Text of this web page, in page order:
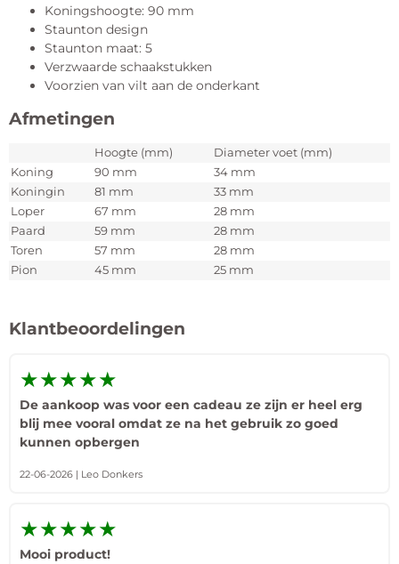
Koningshoogte: 90 mm
Staunton design
Staunton maat: 5
Verzwaarde schaakstukken
Voorzien van vilt aan de onderkant
Afmetingen
Hoogte (mm)
Diameter voet (mm)
Koning
90 mm
34 mm
Koningin
81 mm
33 mm
Loper
67 mm
28 mm
Paard
59 mm
28 mm
Toren
57 mm
28 mm
Pion
45 mm 25 mm
Klantbeoordelingen
★★★★★
De aankoop was voor een cadeau ze zijn er heel erg
blij mee vooral omdat ze na het gebruik zo goed
kunnen opbergen
22-06-2026 | Leo Donkers
★★★★★
Mooi product!